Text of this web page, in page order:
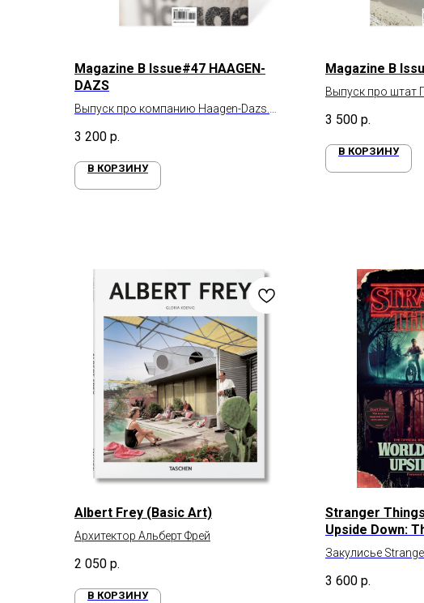
Magazine B Issue#47 HAAGEN-
DAZS
Выпуск про компанию Haagen-Dazs.
3 200 р.
В КОРЗИНУ
Magazine B
Выпуск про штат
3 500 р.
В КОРЗИНУ
Albert Frey (Basic Art)
Архитектор Альберт Фрей
2 050 р.
В КОРЗИНУ
Stranger
Upside Down:
The-Scenes
Закулисье
3 600 р.